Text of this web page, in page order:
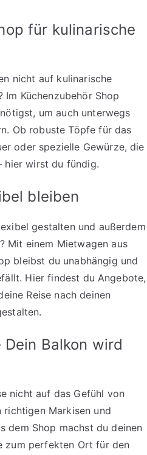
für kulinarische
nicht auf kulinarische
Küchenzubehör Shop
um auch unterwegs
Ob robuste Töpfe für das
oder spezielle Gewürze, die
hier wirst du fündig.
bleiben
gestalten und außerdem
Mit einem Mietwagen aus
bleibst du unabhängig und
Hier findest du Angebote,
Reise nach deinen
Balkon wird
nicht auf das Gefühl von
Markisen und
dem Shop machst du deinen
zum perfekten Ort für den